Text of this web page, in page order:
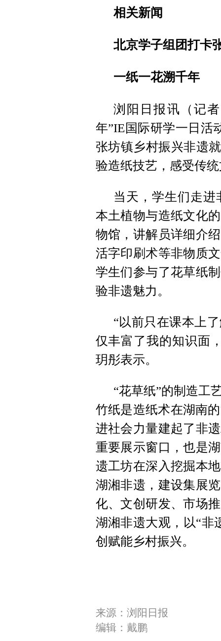
相关新闻
北京学子组团打卡
一纸一花溯千年
浏阳日报讯（记
年”IE国际研学一日活
张坊镇乡村振兴非遗
验造纸技艺，感受传
当天，学生们走
本土植物与造纸文化
物馆，讲解员详细介
活字印刷术等非物质
学生们参与了花草纸
验非遗魅力。
“以前只在课本上
仅丰富了我的知识面
玥彤表示。
“花草纸”的制造工
竹纸是造纸术在湖南
进社会力量建起了非
重要展示窗口，也是
遗工坊在深入挖掘本
湖湘非遗，建设集展
化、文创研发、市场
湖湘非遗大观，以“非
创赋能乡村振兴。
来源：浏阳日报
编辑：戴鹏